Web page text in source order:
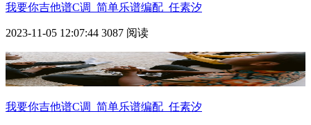
我要你吉他谱C调_简单乐谱编配_任素汐
2023-11-05 12:07:44 3087 阅读
我要你吉他谱C调_简单乐谱编配_任素汐